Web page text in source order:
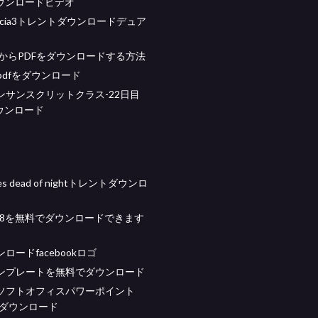
トレントダウンロードデュア
らPDFをダウンロードする方法
をダウンロード
サンスクリットクラス-22日目
ンロード
dead of nightトレントダウンロ
を無料でダウンロードできます
ロードfacebookロゴ
プレートを無料でダウンロード
フトオフィスパワーポイント
ウンロード